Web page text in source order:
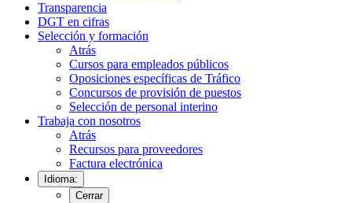
Transparencia
DGT en cifras
Selección y formación
Atrás
Cursos para empleados públicos
Oposiciones específicas de Tráfico
Concursos de provisión de puestos
Selección de personal interino
Trabaja con nosotros
Atrás
Recursos para proveedores
Factura electrónica
Idioma:
Cerrar